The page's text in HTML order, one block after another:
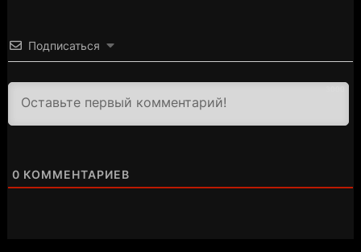
Подписаться
0 КОММЕНТАРИЕВ